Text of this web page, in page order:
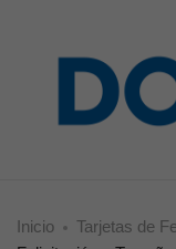
Inicio Tarjetas de